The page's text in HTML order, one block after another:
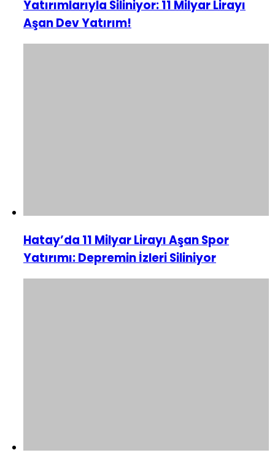
Yatırımlarıyla Siliniyor: 11 Milyar Lirayı
Aşan Dev Yatırım!
Hatay’da 11 Milyar Lirayı Aşan Spor
Yatırımı: Depremin İzleri Siliniyor